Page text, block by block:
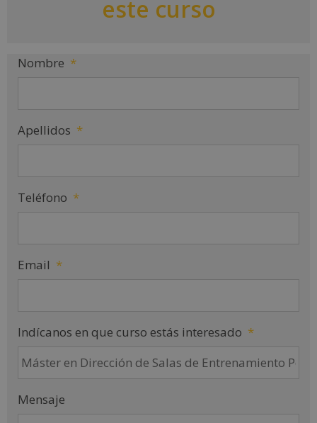
este curso
Nombre *
Apellidos *
Teléfono *
Email *
Indícanos en que curso estás interesado *
Mensaje